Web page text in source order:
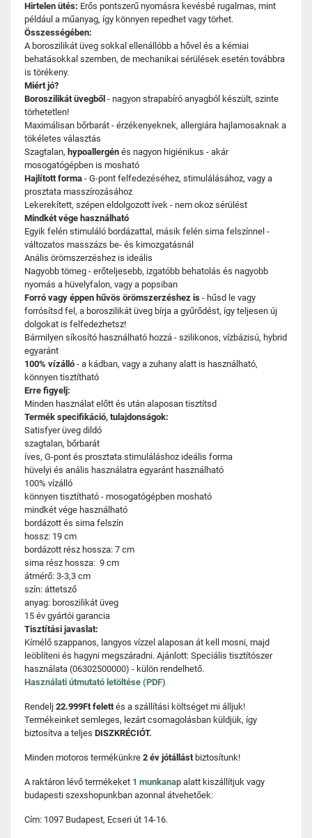
Hirtelen ütés: Erős pontszerű nyomásra kevésbé rugalmas, mint
például a műanyag, így könnyen repedhet vagy törhet.
Összességében:
A boroszilikát üveg sokkal ellenállóbb a hővel és a kémiai
behatásokkal szemben, de mechanikai sérülések esetén továbbra
is törékeny.
Miért jó?
Boroszilikát üvegből - nagyon strapabíró anyagból készült, szinte
törhetetlen!
Maximálisan bőrbarát - érzékenyeknek, allergiára hajlamosaknak a
tökéletes választás
Szagtalan, hypoallergén és nagyon higiénikus - akár
mosogatógépben is mosható
Hajlított forma - G-pont felfedezéséhez, stimulálásához, vagy a
prosztata masszírozásához
Lekerekített, szépen eldolgozott ívek - nem okoz sérülést
Mindkét vége használható
Egyik felén stimuláló bordázattal, másik felén sima felszínnel -
változatos masszázs be- és kimozgatásnál
Anális örömszerzéshez is ideális
Nagyobb tömeg - erőteljesebb, izgatóbb behatolás és nagyobb
nyomás a hüvelyfalon, vagy a popsiban
Forró vagy éppen hűvös örömszerzéshez is - hűsd le vagy
forrósítsd fel, a boroszilikát üveg bírja a gyűrődést, így teljesen új
dolgokat is felfedezhetsz!
Bármilyen síkosító használható hozzá - szilikonos, vízbázisú, hybrid
egyaránt
100% vízálló - a kádban, vagy a zuhany alatt is használható,
könnyen tisztítható
Erre figyelj:
Minden használat előtt és után alaposan tisztítsd
Termék specifikáció, tulajdonságok:
Satisfyer üveg dildó
szagtalan, bőrbarát
íves, G-pont és prosztata stimuláláshoz ideális forma
hüvelyi és anális használatra egyaránt használható
100% vízálló
könnyen tisztítható - mosogatógépben mosható
mindkét vége használható
bordázott és sima felszín
hossz: 19 cm
bordázott rész hossza: 7 cm
sima rész hossza: 9 cm
átmérő: 3-3,3 cm
szín: áttetsző
anyag: boroszilikát üveg
15 év gyártói garancia
Tisztítási javaslat:
Kímélő szappanos, langyos vízzel alaposan át kell mosni, majd
leöblíteni és hagyni megszáradni. Ajánlott: Speciális tisztítószer
használata (06302500000) - külön rendelhető.
Használati útmutató letöltése (PDF)
Rendelj 22.999Ft felettés a szállítási költséget mi álljuk!
Termékeinket semleges, lezárt csomagolásban küldjük, így
biztosítva a teljes DISZKRÉCIÓT.
Minden motoros termékünkre 2 év jótállást biztosítunk!
A raktáron lévő termékeket 1 munkanap alatt kiszállítjuk vagy
budapesti szexshopunkban azonnal átvehetőek:
Cím: 1097 Budapest, Ecseri út 14-16.